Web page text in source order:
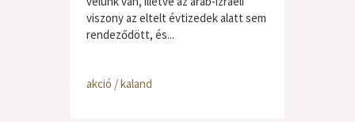
viszony az eltelt évtizedek alatt sem
rendeződött, és...
akció / kaland